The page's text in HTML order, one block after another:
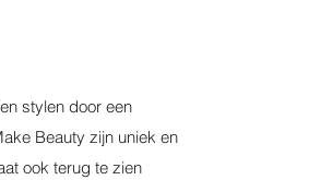
stylen door een
Beauty zijn uniek en
ook terug te zien